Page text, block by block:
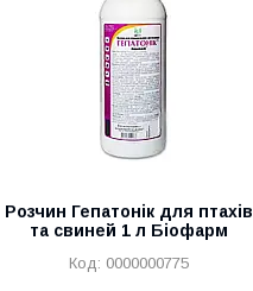
Розчин Гепатонік для птахів
та свиней 1 л Біофарм
0000000775